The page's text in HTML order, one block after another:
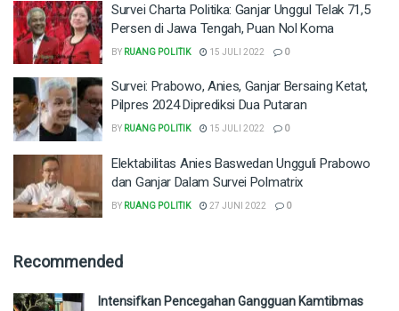
Survei Charta Politika: Ganjar Unggul Telak 71,5
Persen di Jawa Tengah, Puan Nol Koma
BY RUANG POLITIK 15 JULI 2022 0
Survei: Prabowo, Anies, Ganjar Bersaing Ketat,
Pilpres 2024 Diprediksi Dua Putaran
BY RUANG POLITIK 15 JULI 2022 0
Elektabilitas Anies Baswedan Ungguli Prabowo
dan Ganjar Dalam Survei Polmatrix
BY RUANG POLITIK 27 JUNI 2022 0
Recommended
Intensifkan Pencegahan Gangguan Kamtibmas